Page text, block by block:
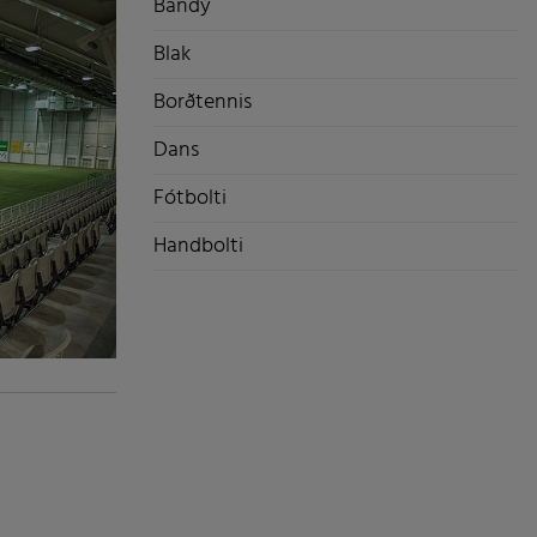
Blak
Borðtennis
Dans
Fótbolti
Handbolti